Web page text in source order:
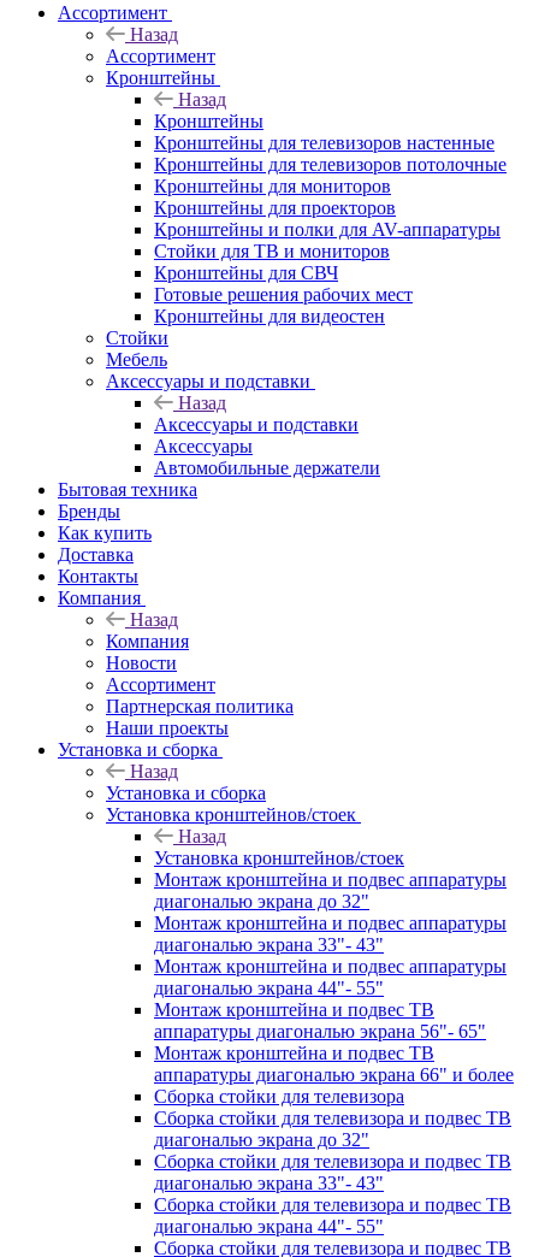
Ассортимент
Назад
Ассортимент
Кронштейны
Назад
Кронштейны
Кронштейны для телевизоров настенные
Кронштейны для телевизоров потолочные
Кронштейны для мониторов
Кронштейны для проекторов
Кронштейны и полки для AV-аппаратуры
Стойки для ТВ и мониторов
Кронштейны для СВЧ
Готовые решения рабочих мест
Кронштейны для видеостен
Стойки
Мебель
Аксессуары и подставки
Назад
Аксессуары и подставки
Аксессуары
Автомобильные держатели
Бытовая техника
Бренды
Как купить
Доставка
Контакты
Компания
Назад
Компания
Новости
Ассортимент
Партнерская политика
Наши проекты
Установка и сборка
Назад
Установка и сборка
Установка кронштейнов/стоек
Назад
Установка кронштейнов/стоек
Монтаж кронштейна и подвес аппаратуры
диагональю экрана до 32"
Монтаж кронштейна и подвес аппаратуры
диагональю экрана 33"- 43"
Монтаж кронштейна и подвес аппаратуры
диагональю экрана 44"- 55"
Монтаж кронштейна и подвес ТВ
аппаратуры диагональю экрана 56"- 65"
Монтаж кронштейна и подвес ТВ
аппаратуры диагональю экрана 66" и более
Сборка стойки для телевизора
Сборка стойки для телевизора и подвес ТВ
диагональю экрана до 32"
Сборка стойки для телевизора и подвес ТВ
диагональю экрана 33"- 43"
Сборка стойки для телевизора и подвес ТВ
диагональю экрана 44"- 55"
Сборка стойки для телевизора и подвес ТВ